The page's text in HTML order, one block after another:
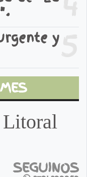
5
y
Litoral
SEGUINOS